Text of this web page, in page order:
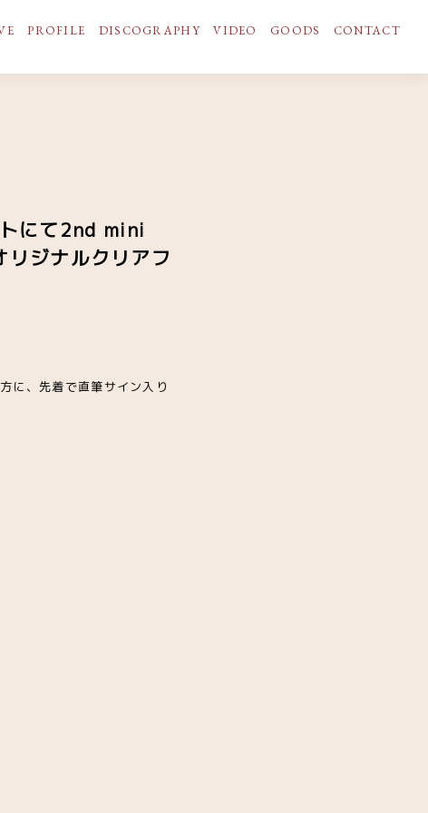
PROFILE DISCOGRAPHY VIDEO GOODS CONTACT
にて2nd mini
ジナルクリアフ
、先着で直筆サイン入り